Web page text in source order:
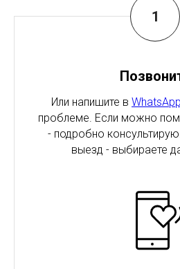
Или напишите в WhatsApp
проблеме. Если можно
- подробно
выезд - выбираете